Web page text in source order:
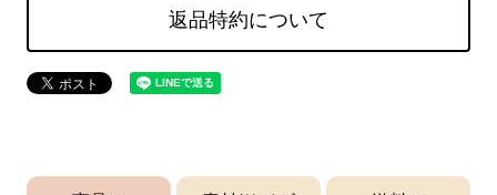
返品特約について